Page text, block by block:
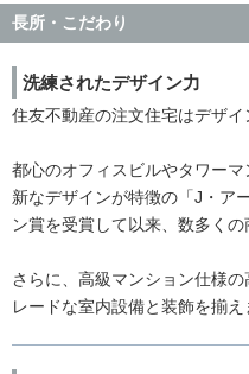
長所・こだわり
洗練されたデザイン力
住友不動産の注文住宅はデザイ
都心のオフィスビルやタワー
新なデザインが特徴の「J・ア
ン賞を受賞して以来、数多くの
さらに、高級マンション仕様
レードな室内設備と装飾を揃え